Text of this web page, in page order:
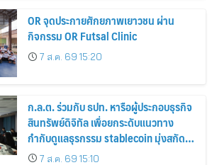
OR จุดประกายศักยภาพเยาวชน ผ่าน
กิจกรรม OR Futsal Clinic
7 ส.ค. 69 15:20
ก.ล.ต. ร่วมกับ ธปท. หารือผู้ประกอบธุรกิจ
สินทรัพย์ดิจิทัล เพื่อยกระดับแนวทาง
กำกับดูแลธุรกรรม stablecoin มุ่งสกัด
กั้นอาชญากรรมทางเทคโนโลยี
7 ส.ค. 69 15:10